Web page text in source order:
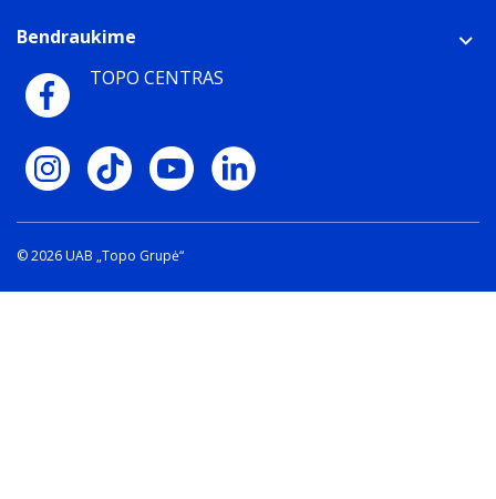
Bendraukime
TOPO CENTRAS
© 2026 UAB „Topo Grupė“